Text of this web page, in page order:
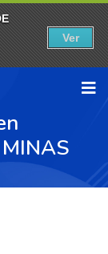
Ver